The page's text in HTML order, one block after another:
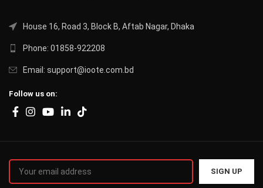
House 16, Road 3, Block B, Aftab Nagar, Dhaka
Phone: 01858-922208
Email: support@ioote.com.bd
Follow us on: